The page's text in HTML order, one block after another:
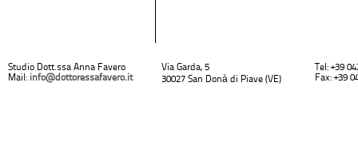
Studio Dott.ssa Anna Favero
Mail: info@dottoressafavero.it
Via Garda, 5
30027 San Donà di Piave (VE)
Tel: +39
Fax: +39